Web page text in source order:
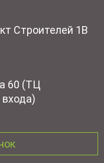
Строителей 1В
60 (ТЦ
входа)